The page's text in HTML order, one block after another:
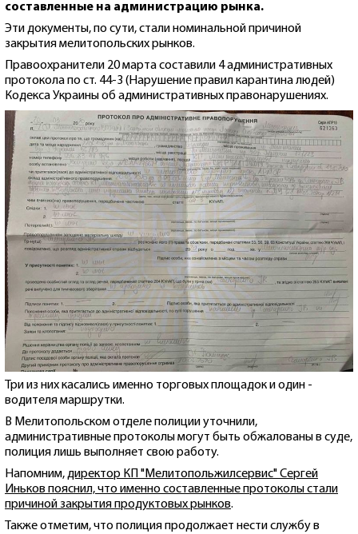
составленные на администрацию рынка.
Эти документы, по сути, стали номинальной причиной
закрытия мелитопольских рынков.
Правоохранители 20 марта составили 4 административных
протокола по ст. 44-3 (Нарушение правил карантина людей)
Кодекса Украины об административных правонарушениях.
Три из них касались именно торговых площадок и один -
водителя маршрутки.
В Мелитопольском отделе полиции уточнили,
административные протоколы могут быть обжалованы в суде,
полиция лишь выполняет свою работу.
Напомним,директор КП "Мелитопольжилсервис" Сергей
Иньков пояснил, что именно составленные протоколы стали
причиной закрытия продуктовых рынков.
Также отметим, что полиция продолжает нести службу в